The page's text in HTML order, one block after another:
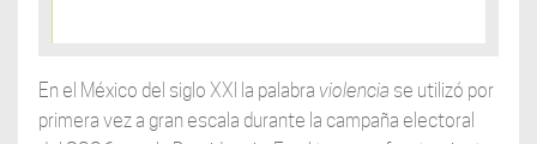
En el México del siglo XXI la palabra violencia se utilizó por
primera vez a gran escala durante la campaña electoral